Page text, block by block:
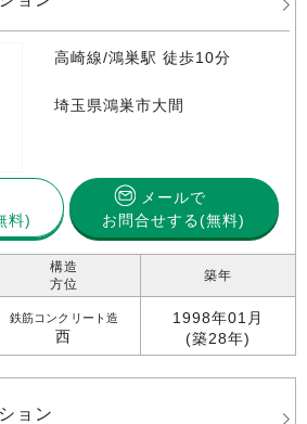
高崎線/鴻巣駅 徒歩10分
埼玉県鴻巣市大間
メールで
お問合せする(無料)
構造
方位
鉄筋コンクリート造
西
築年
1998年01月
(築28年)
ョン